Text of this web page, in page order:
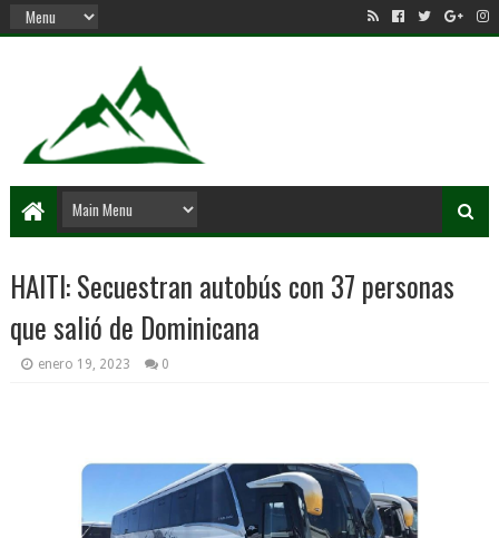
HAITI: Secuestran autobús con 37 personas
que salió de Dominicana
enero 19, 2023 0